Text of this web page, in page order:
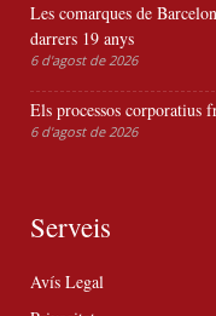
Les comarques de
darrers 19 anys
6 d'agost de 2026
Els processos corporatius
6 d'agost de 2026
Serveis
Avís Legal